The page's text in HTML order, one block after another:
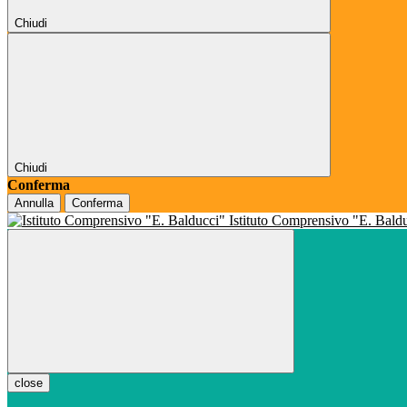
Chiudi
Chiudi
Conferma
Annulla Conferma
Istituto Comprensivo "E.
close